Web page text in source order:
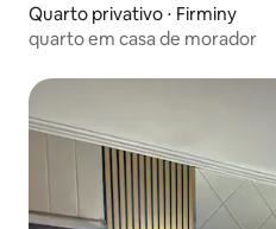
Quarto privativo ⋅ Firminy
quarto em casa de morador